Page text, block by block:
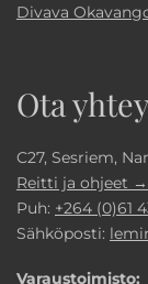
Divava
Ota
C27, Sesriem,
Reitti ja ohjeet →
Puh: +264 (0)61
Sähköposti:
Varaustoimisto: